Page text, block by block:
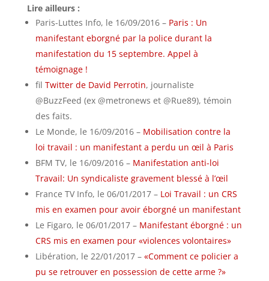
Lire ailleurs :
Paris-Luttes Info, le 16/09/2016 – Paris : Un
manifestant eborgné par la police durant la
manifestation du 15 septembre. Appel à
témoignage !
fil Twitter de David Perrotin, journaliste
@BuzzFeed (ex @metronews et @Rue89), témoin
des faits.
Le Monde, le 16/09/2016 – Mobilisation contre la
loi travail : un manifestant a perdu un œil à Paris
BFM TV, le 16/09/2016 – Manifestation anti-loi
Travail: Un syndicaliste gravement blessé à l’œil
France TV Info, le 06/01/2017 – Loi Travail : un CRS
mis en examen pour avoir éborgné un manifestant
Le Figaro, le 06/01/2017 – Manifestant éborgné : un
CRS mis en examen pour «violences volontaires»
Libération, le 22/01/2017 – «Comment ce policier a
pu se retrouver en possession de cette arme ?»